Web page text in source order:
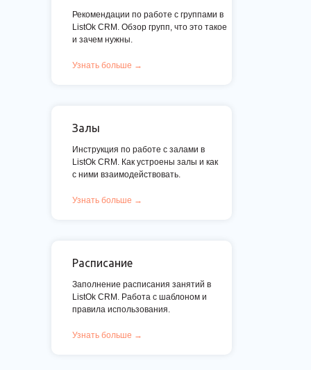
Узнать больше →
Узнать больше →
Узнать больше →
Залы
Расписание
Рекомендации по работе с группами в
ListOk CRM. Обзор групп, что это такое
и зачем нужны.
Инструкция по работе с залами в
ListOk CRM. Как устроены залы и как
с ними взаимодействовать.
Заполнение расписания занятий в
ListOk CRM. Работа с шаблоном и
правила использования.